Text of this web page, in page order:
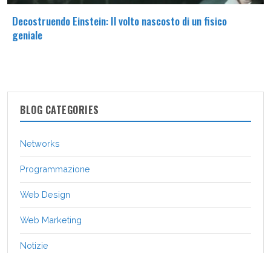
Decostruendo Einstein: Il volto nascosto di un fisico
geniale
BLOG CATEGORIES
Networks
Programmazione
Web Design
Web Marketing
Notizie